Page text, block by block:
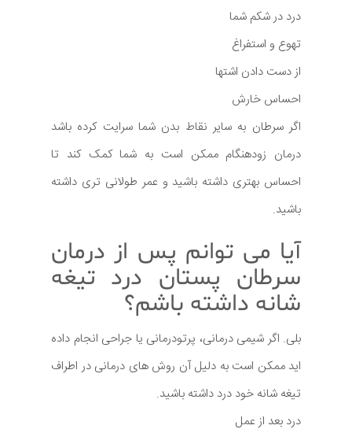
درد در شکم شما
تهوع و استفراغ
از دست دادن اشتها
احساس خارش
اگر سرطان به سایر نقاط بدن شما سرایت کرده باشد
درمان زودهنگام ممکن است به شما کمک کند تا
احساس بهتری داشته باشید و عمر طولانی تری داشته
باشید.
آیا می توانم پس از درمان
سرطان پستان درد تیغه
شانه داشته باشم؟
بلی. اگر شیمی درمانی، پرتودرمانی یا جراحی انجام داده
اید ممکن است به دلیل آن روش های درمانی در اطراف
تیغه شانه خود درد داشته باشید.
درد بعد از عمل